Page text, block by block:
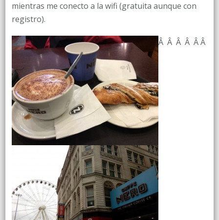
mientras me conecto a la wifi (gratuita aunque con
registro).
Â Â Â Â Â Â